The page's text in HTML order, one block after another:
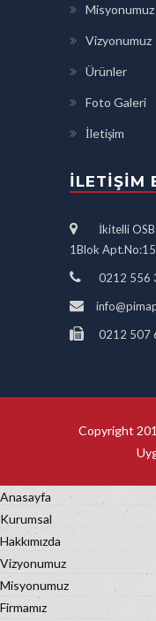
Misyonumuz
Vizyonumuz
Ürünler
Foto Galeri
İletişim
İLETIŞIM
İkitelli
1Blok
0212 556
0212 507
Copyright
Anasayfa
Kurumsal
Hakkımızda
Vizyonumuz
Misyonumuz
Firmamız